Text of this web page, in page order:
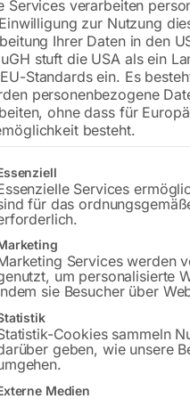
€
inkl.
Services verarbeiten
zur Nutzung
Ihrer Daten in den
stuft die USA als ein
Standards ein. Es
personenbezogene
ohne dass für
besteht.
eine Liste der Service-
Services
für das
Services werden
um personalisierte
sie Besucher über
Cookies sammeln
geben, wie unsere
Medien